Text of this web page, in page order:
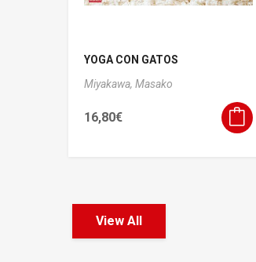
YOGA CON GATOS
Miyakawa, Masako
16,80€
View All